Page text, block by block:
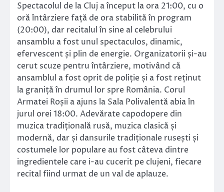
Spectacolul de la Cluj a început la ora 21:00, cu o
oră întârziere față de ora stabilită în program
(20:00), dar recitalul în sine al celebrului
ansamblu a fost unul spectaculos, dinamic,
efervescent și plin de energie. Organizatorii și-au
cerut scuze pentru întârziere, motivând că
ansamblul a fost oprit de poliție și a fost reținut
la graniță în drumul lor spre România. Corul
Armatei Roșii a ajuns la Sala Polivalentă abia în
jurul orei 18:00. Adevărate capodopere din
muzica tradițională rusă, muzica clasică și
modernă, dar și dansurile tradiționale rusești și
costumele lor populare au fost câteva dintre
ingredientele care i-au cucerit pe clujeni, fiecare
recital fiind urmat de un val de aplauze.